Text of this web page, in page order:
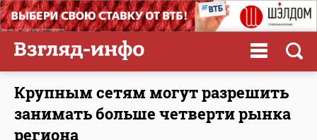
Крупным сетям могут разрешить
занимать больше четверти рынка
региона